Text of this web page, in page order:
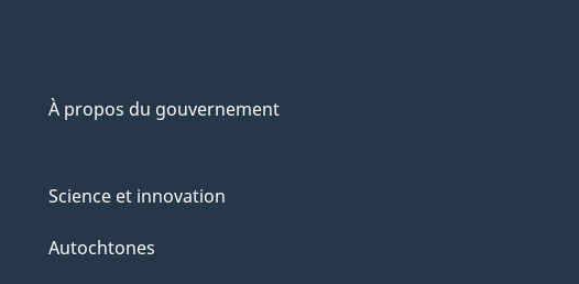
À propos du gouvernement
Science et innovation
Autochtones